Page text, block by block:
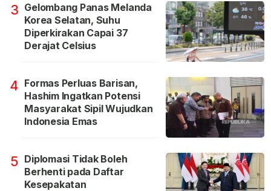
3 Gelombang Panas Melanda
Korea Selatan, Suhu
Diperkirakan Capai 37
Derajat Celsius
4 Formas Perluas Barisan,
Hashim Ingatkan Potensi
Masyarakat Sipil Wujudkan
Indonesia Emas
5 Diplomasi Tidak Boleh
Berhenti pada Daftar
Kesepakatan